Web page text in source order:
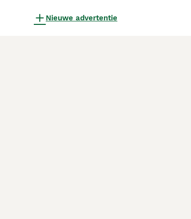
Nieuwe advertentie